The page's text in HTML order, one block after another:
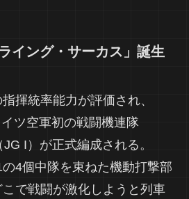
イング・サーカス」誕生
揮統率能力が評価され、
ツ空軍初の戦闘機連隊
I）が正式編成される。
4個中隊を束ねた機動打撃部
で戦闘が激化しようと列車